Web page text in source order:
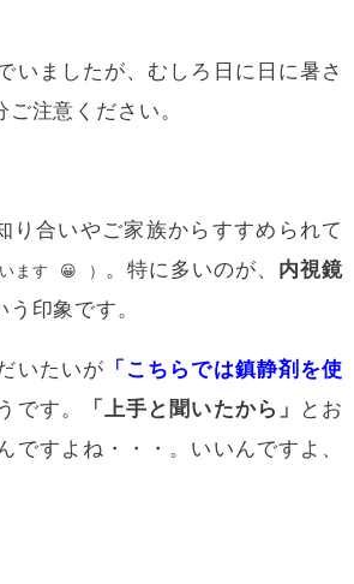
ましたが、むしろ日に日に暑さ
注意ください。
合いやご家族からすすめられて
います 😀 ） 。特に多いのが、 内視鏡
う印象です。
いたいが 「こちらでは鎮静剤を使
です。 「上手と聞いたから」
とお
すよね・・・。いいんですよ、